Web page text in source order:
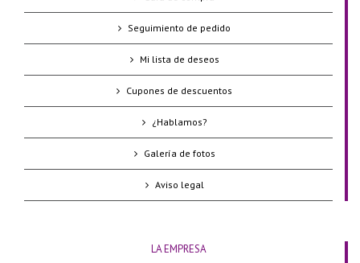
Seguimiento de pedido
Mi lista de deseos
Cupones de descuentos
¿Hablamos?
Galería de fotos
Aviso legal
LA EMPRESA